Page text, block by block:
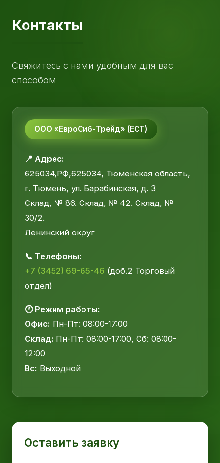
Контакты
Свяжитесь с нами удобным для вас
способом
ООО «ЕвроСиб-Трейд» (ЕСТ)
📍 Адрес:
625034,РФ,625034, Тюменская область,
г. Тюмень, ул. Барабинская, д. 3
Склад, № 86. Склад, № 42. Склад, №
30/2.
Ленинский округ
📞 Телефоны:
+7 (3452) 69-65-46 (доб.2 Торговый
отдел)
🕐 Режим работы:
Офис: Пн-Пт: 08:00-17:00
Склад: Пн-Пт: 08:00-17:00, Сб: 08:00-
12:00
Вс: Выходной
Оставить заявку